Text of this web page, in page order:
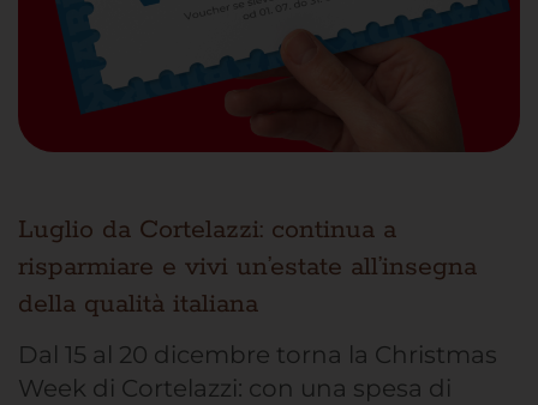
Luglio da Cortelazzi: continua a
risparmiare e vivi un’estate all’insegna
della qualità italiana
Dal 15 al 20 dicembre torna la Christmas
Week di Cortelazzi: con una spesa di